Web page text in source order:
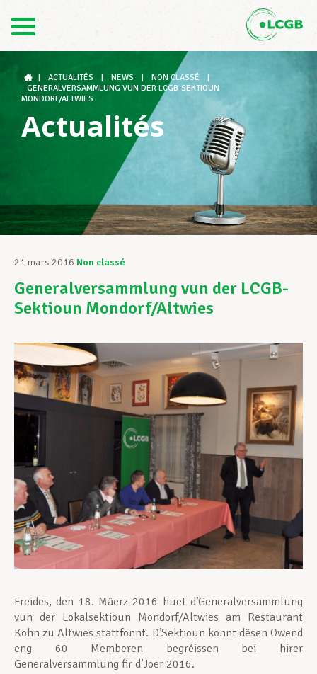
DE
Le LCGB
Structures syndicales
Assistance au Travail
Vos droits
Assistance en vie privée
Développement professionnel
Actualités
ACTUALITÉS NEWS NON CLASSÉ
GENERALVERSAMMLUNG VUN DER LCGB-SEKTIOUN
MONDORF/ALTWIES
Actualités
21 mars 2016 Non classé
Generalversammlung vun der LCGB-
Sektioun Mondorf/Altwies
Freides, den 18. Mäerz 2016 huet d’Generalversammlung
vun der Lokalsektioun Mondorf/Altwies am Restaurant
Kohn zu Altwies stattfonnt. D’Sektioun konnt dësen Owend
eng 60 Memberen begréissen bei hirer
Generalversammlung fir d’Joer 2016.